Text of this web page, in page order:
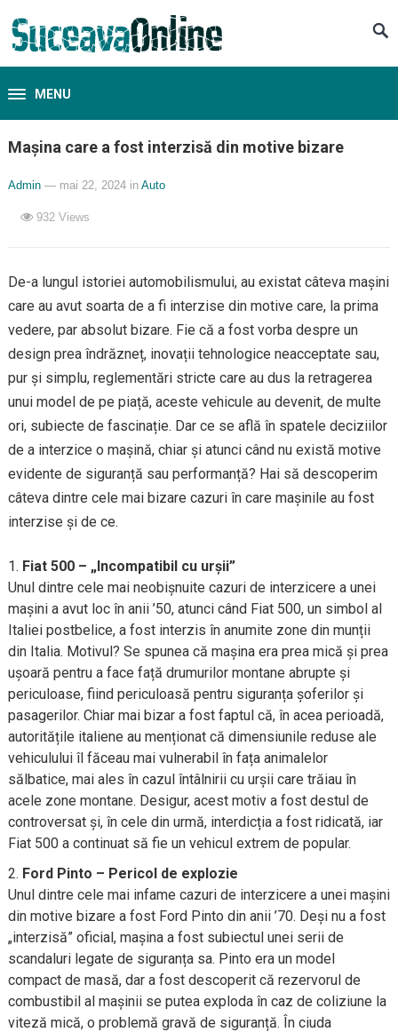
MENU
Mașina care a fost interzisă din motive bizare
Admin — mai 22, 2024 in Auto
932Views
De-a lungul istoriei automobilismului, au existat câteva mașini
care au avut soarta de a fi interzise din motive care, la prima
vedere, par absolut bizare. Fie că a fost vorba despre un
design prea îndrăzneț, inovații tehnologice neacceptate sau,
pur și simplu, reglementări stricte care au dus la retragerea
unui model de pe piață, aceste vehicule au devenit, de multe
ori, subiecte de fascinație. Dar ce se află în spatele deciziilor
de a interzice o mașină, chiar și atunci când nu există motive
evidente de siguranță sau performanță? Hai să descoperim
câteva dintre cele mai bizare cazuri în care mașinile au fost
interzise și de ce.
Fiat 500 – „Incompatibil cu urșii”
Unul dintre cele mai neobișnuite cazuri de interzicere a unei
mașini a avut loc în anii ’50, atunci când Fiat 500, un simbol al
Italiei postbelice, a fost interzis în anumite zone din munții
din Italia. Motivul? Se spunea că mașina era prea mică și prea
ușoară pentru a face față drumurilor montane abrupte și
periculoase, fiind periculoasă pentru siguranța șoferilor și
pasagerilor. Chiar mai bizar a fost faptul că, în acea perioadă,
autoritățile italiene au menționat că dimensiunile reduse ale
vehiculului îl făceau mai vulnerabil în fața animalelor
sălbatice, mai ales în cazul întâlnirii cu urșii care trăiau în
acele zone montane. Desigur, acest motiv a fost destul de
controversat și, în cele din urmă, interdicția a fost ridicată, iar
Fiat 500 a continuat să fie un vehicul extrem de popular.
Ford Pinto – Pericol de explozie
Unul dintre cele mai infame cazuri de interzicere a unei mașini
din motive bizare a fost Ford Pinto din anii ’70. Deși nu a fost
„interzisă” oficial, mașina a fost subiectul unei serii de
scandaluri legate de siguranța sa. Pinto era un model
compact de masă, dar a fost descoperit că rezervorul de
combustibil al mașinii se putea exploda în caz de coliziune la
viteză mică, o problemă gravă de siguranță. În ciuda